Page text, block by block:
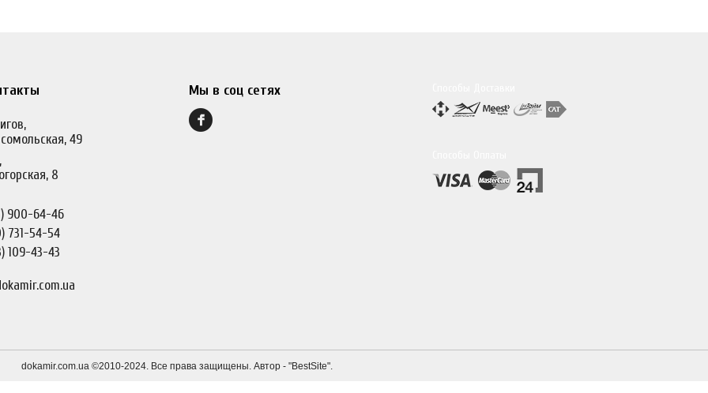
49
8
900-64-46
731-54-54
109-43-43
Мы в соц сетях
dokamir.com.ua ©2010-2024. Все права защищены. Автор - "BestSite".